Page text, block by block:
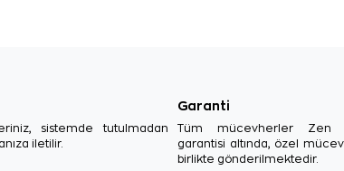
sistemde tutulmadan
iletilir.
Garanti
Tüm mücevherler Zen
garantisi altında, özel
birlikte gönderilmektedir.